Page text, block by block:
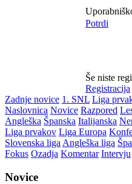
Potrdi
Še niste
Registracija
Zadnje novice 1. SNL Liga
Naslovnica Novice Razpored
Angleška Španska Italijanska
Liga prvakov Liga Europa
Slovenska liga Angleška liga
Fokus Ozadja Komentar Intervju
Novice